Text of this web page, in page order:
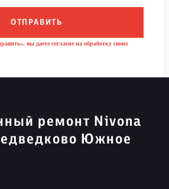
ОТПРАВИТЬ
вы даете согласие на обработку своих
ремонт Nivona
Южное